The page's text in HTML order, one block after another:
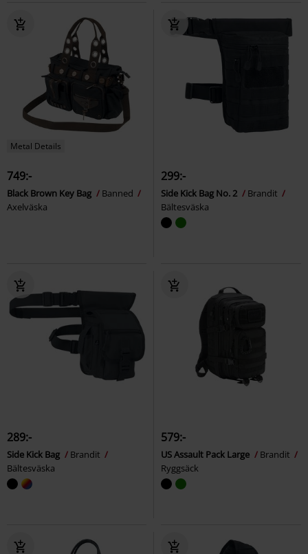
Metal Details
749:-
Black Brown Key Bag
Banned
Axelväska
299:-
Side Kick Bag No. 2
Brandit
Bältesväska
289:-
Side Kick Bag
Brandit
Bältesväska
579:-
US Assault Pack Large
Brandit
Ryggsäck